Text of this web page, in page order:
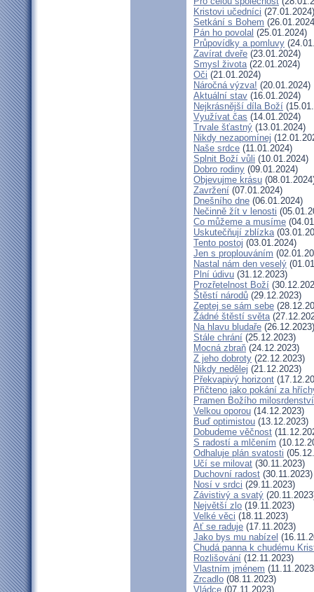
Kristovi učedníci (27.01.2024)
Setkání s Bohem
Pán ho povolal (25.01.2024)
Průpovídky a pomluvy
Zavírat dveře (23.01.2024)
Smysl života(22.01.2024)
Oči (21.01.2024)
Náročná výzva! (20.01.2024)
Aktuální stav (16.01.2024)
Nejkrásnější díla Boží
Využívat čas (14.01.2024)
Trvale šťastný (13.01.2024)
Nikdy nezapomínej
Naše srdce (11.01.2024)
Splnit Boží vůli (10.01.2024)
Dobro rodiny (09.01.2024)
Objevujme krásu
Zavržení (07.01.2024)
Dnešního dne (06.01.2024)
Nečinně žít v lenosti
Co můžeme a musíme
Uskutečňují zblízka
Tento postoj (03.01.2024)
Jen s proplouváním
Nastal nám den veselý
Plní údivu (31.12.2023)
Prozřetelnost Boží
Štěstí národů (29.12.2023)
Zeptej se sám sebe
Žádné štěstí světa
Na hlavu bludaře (26.12.2023)
Stále chrání (25.12.2023)
Mocná zbraň (24.12.2023)
Z jeho dobroty (22.12.2023)
Nikdy nedělej (21.12.2023)
Překvapivý horizont
Přičteno jako pokání za
Pramen Božího milosrdenství
Velkou oporou (14.12.2023)
Buď optimistou (13.12.2023)
Dobudeme věčnost
S radostí a mlčením
Odhaluje plán svatosti
Učí se milovat (30.11.2023)
Duchovní radost (30.11.2023)
Nosí v srdci (29.11.2023)
Závistivý a svatý
Největší zlo (19.11.2023)
Velké věci (18.11.2023)
Ať se raduje (17.11.2023)
Jako bys mu nabízel
Chudá panna k chudému
Rozlišování (12.11.2023)
Vlastním jménem
Zrcadlo (08.11.2023)
Vládce (07.11.2023)